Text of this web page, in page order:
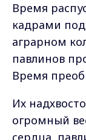
Время
кадрами
аграрном
павлинов
Время
Их
огромный
сердца,